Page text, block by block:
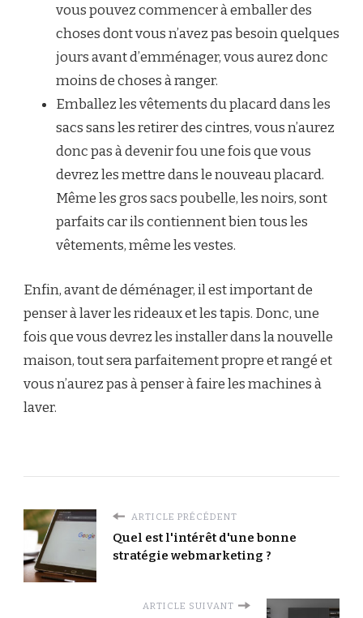
vous pouvez commencer à emballer des
choses dont vous n’avez pas besoin quelques
jours avant d’emménager, vous aurez donc
moins de choses à ranger.
Emballez les vêtements du placard dans les
sacs sans les retirer des cintres, vous n’aurez
donc pas à devenir fou une fois que vous
devrez les mettre dans le nouveau placard.
Même les gros sacs poubelle, les noirs, sont
parfaits car ils contiennent bien tous les
vêtements, même les vestes.
Enfin, avant de déménager, il est important de
penser à laver les rideaux et les tapis. Donc, une
fois que vous devrez les installer dans la nouvelle
maison, tout sera parfaitement propre et rangé et
vous n’aurez pas à penser à faire les machines à
laver.
ARTICLE PRÉCÉDENT
Quel est l'intérêt d'une bonne
stratégie webmarketing ?
ARTICLE SUIVANT